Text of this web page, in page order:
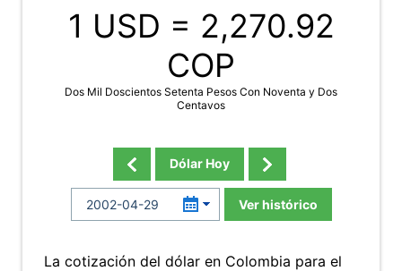
1 USD = 2,270.92
COP
Dos Mil Doscientos Setenta Pesos Con Noventa y Dos
Centavos
Dólar Hoy
Ver histórico
La cotización del dólar en Colombia para el